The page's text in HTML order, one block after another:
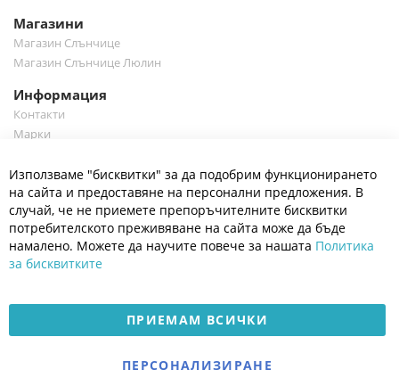
Магазини
Магазин Слънчице
Магазин Слънчице Люлин
Информация
Контакти
Марки
Полезно
Общи условия
Политика за поверителност
Платформа за OPC
Доставка и плащане
Електронен магазин
разработен и поддържан
Използваме "бисквитки" за да подобрим функционирането
на сайта и предоставяне на персонални предложения. В
случай, че не приемете препоръчителните бисквитки
потребителското преживяване на сайта може да бъде
намалено. Можете да научите повече за нашата Политика
за бисквитките
ПРИЕМАМ ВСИЧКИ
ПЕРСОНАЛИЗИРАНЕ